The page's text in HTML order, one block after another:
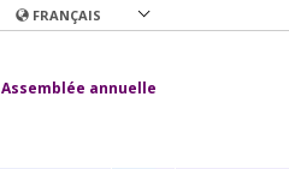
FRANÇAIS
Assemblée annuelle